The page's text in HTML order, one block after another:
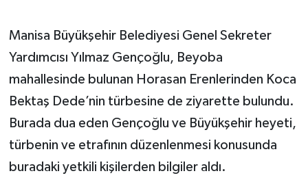
Manisa Büyükşehir Belediyesi Genel Sekreter
Yardımcısı Yılmaz Gençoğlu, Beyoba
mahallesinde bulunan Horasan Erenlerinden Koca
Bektaş Dede’nin türbesine de ziyarette bulundu.
Burada dua eden Gençoğlu ve Büyükşehir heyeti,
türbenin ve etrafının düzenlenmesi konusunda
buradaki yetkili kişilerden bilgiler aldı.